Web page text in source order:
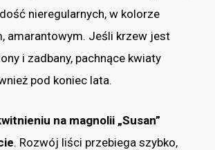
nieregularnych, w kolorze
amarantowym. Jeśli krzew jest
i zadbany, pachnące kwiaty
pod koniec lata.
na magnolii „Susan”
. Rozwój liści przebiega szybko,